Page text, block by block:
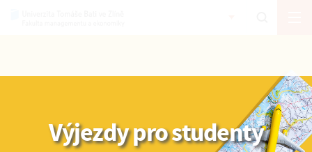
Výjezdy pro studenty